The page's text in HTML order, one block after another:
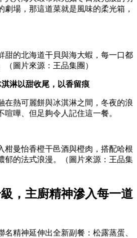
劇場，那這道菜就是風味的柔光箱，
甜的北海道干貝與海大蝦，每一口都
圖片來源：王品集團）
淋以甜收尾，以香留痕
在熱可麗餅與冰淇淋之間，冬夜的浪
嘩、但足夠令人記住這一餐。
柑曼怡香橙干邑酒與橙肉，搭配哈根
郁的法式浪漫。（圖片來源：王品集
，主廚精神滲入每一道
精神延伸出全新副餐：松露蒸蛋、